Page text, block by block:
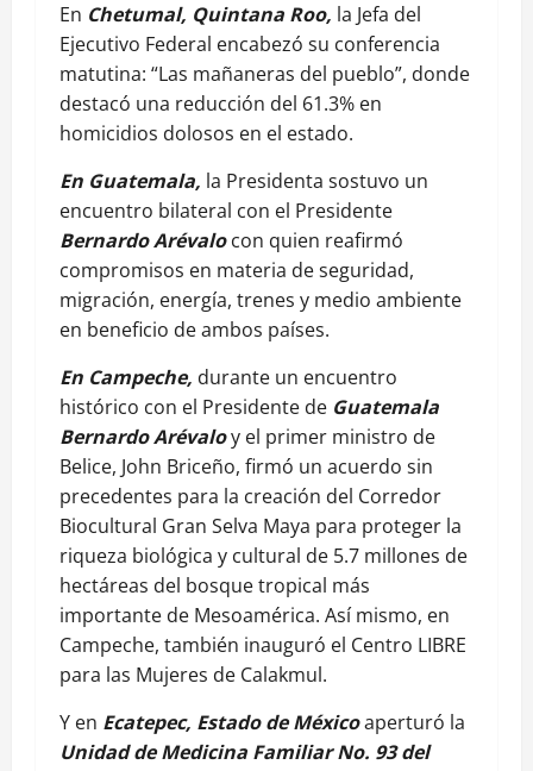
En Chetumal, Quintana Roo, la Jefa del
Ejecutivo Federal encabezó su conferencia
matutina: “Las mañaneras del pueblo”, donde
destacó una reducción del 61.3% en
homicidios dolosos en el estado.
En Guatemala, la Presidenta sostuvo un
encuentro bilateral con el Presidente
Bernardo Arévalocon quien reafirmó
compromisos en materia de seguridad,
migración, energía, trenes y medio ambiente
en beneficio de ambos países.
En Campeche, durante un encuentro
histórico con el Presidente de Guatemala
Bernardo Arévaloy el primer ministro de
Belice, John Briceño, firmó un acuerdo sin
precedentes para la creación del Corredor
Biocultural Gran Selva Maya para proteger la
riqueza biológica y cultural de 5.7 millones de
hectáreas del bosque tropical más
importante de Mesoamérica. Así mismo, en
Campeche, también inauguró el Centro LIBRE
para las Mujeres de Calakmul.
Y en Ecatepec, Estado de Méxicoaperturó la
Unidad de Medicina Familiar No. 93 del